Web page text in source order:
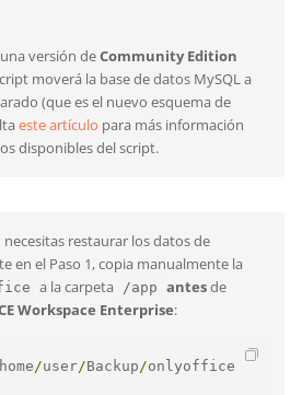
versión deCommunity Edition
moverá la base de datos MySQL a
(que es el nuevo esquema de
este artículo para más información
disponibles del script.
restaurar los datos de
en el Paso 1, copia manualmente la
a la carpeta /app antesde
Workspace Enterprise:
home/user/Backup/